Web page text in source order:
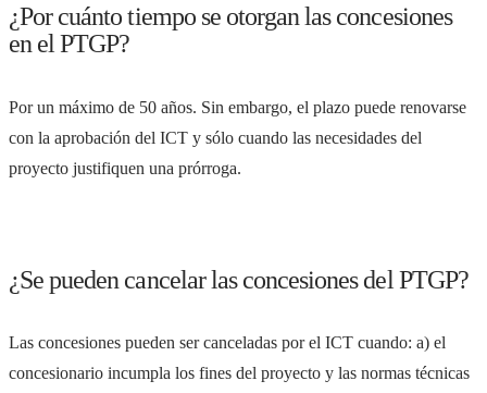
¿Por cuánto tiempo se otorgan las concesiones
en el PTGP?
Por un máximo de 50 años. Sin embargo, el plazo puede renovarse
con la aprobación del ICT y sólo cuando las necesidades del
proyecto justifiquen una prórroga.
¿Se pueden cancelar las concesiones del PTGP?
Las concesiones pueden ser canceladas por el ICT cuando: a) el
concesionario incumpla los fines del proyecto y las normas técnicas